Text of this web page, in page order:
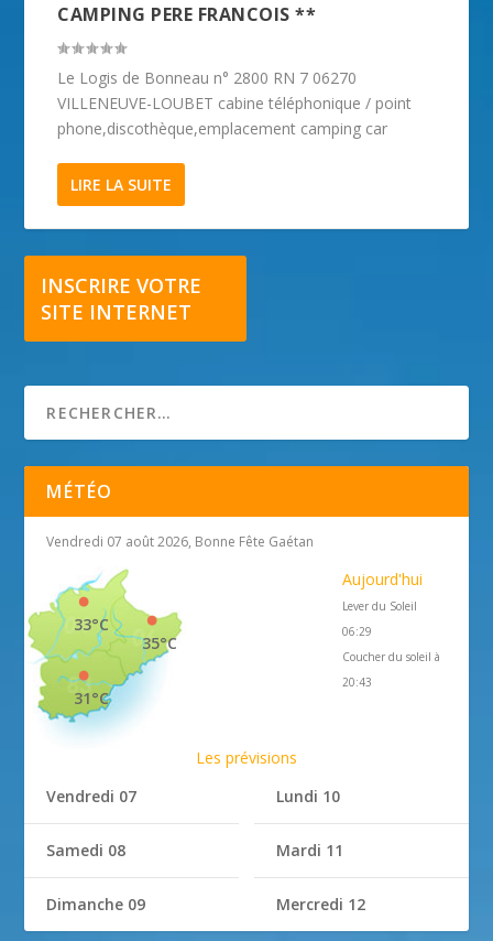
CAMPING PERE FRANCOIS **
Le Logis de Bonneau n° 2800 RN 7 06270
VILLENEUVE-LOUBET cabine téléphonique / point
phone,discothèque,emplacement camping car
LIRE LA SUITE
INSCRIRE VOTRE
SITE INTERNET
MÉTÉO
Vendredi 07 août 2026, Bonne Fête Gaétan
35°C
33°C
31°C
Aujourd'hui
Lever du Soleil
06:29
Coucher du soleil à
20:43
Les prévisions
Vendredi 07
Samedi 08
Dimanche 09
Lundi 10
Mardi 11
Mercredi 12